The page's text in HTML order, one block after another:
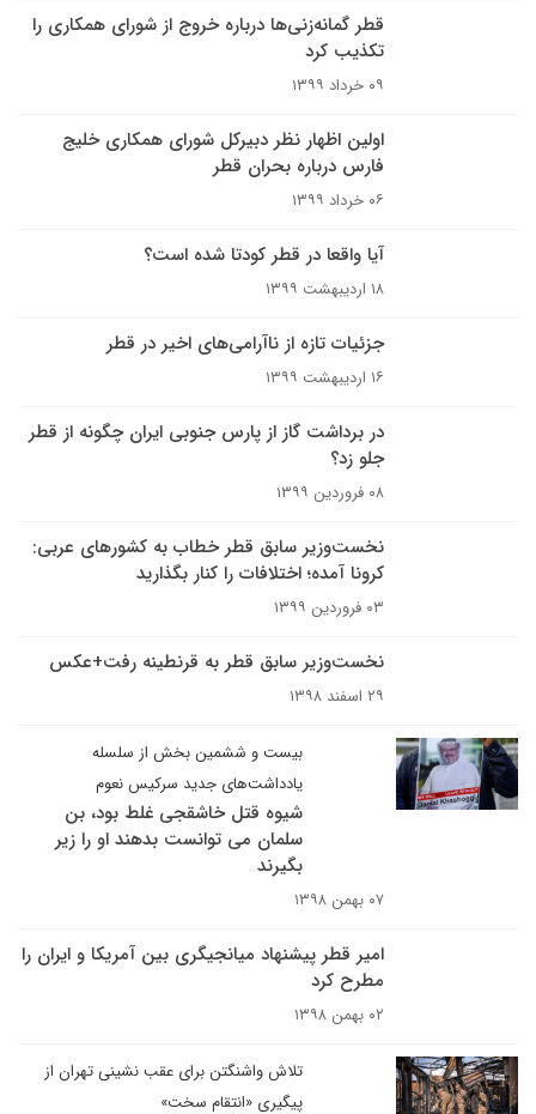
قطر گمانه‌زنی‌ها درباره خروج از شورای همکاری را
تکذیب کرد
۰۹ خرداد ۱۳۹۹
اولین اظهار نظر دبیرکل شورای همکاری خلیج
فارس درباره بحران قطر
۰۶ خرداد ۱۳۹۹
آیا واقعا در قطر کودتا شده است؟
۱۸ اردیبهشت ۱۳۹۹
جزئیات تازه از ناآرامی‌های اخیر در قطر
۱۶ اردیبهشت ۱۳۹۹
در برداشت گاز از پارس جنوبی ایران چگونه از قطر
جلو زد؟
۰۸ فروردین ۱۳۹۹
نخست‌وزیر سابق قطر خطاب به کشورهای عربی:
کرونا آمده؛ اختلافات را کنار بگذارید
۰۳ فروردین ۱۳۹۹
نخست‌وزیر سابق قطر به قرنطینه رفت+عکس
۲۹ اسفند ۱۳۹۸
بیست و ششمین بخش از سلسله
یادداشت‌های جدید سرکیس نعوم
شیوه قتل خاشقجی غلط بود، بن
سلمان می توانست بدهند او را زیر
بگیرند
۰۷ بهمن ۱۳۹۸
امیر قطر پیشنهاد میانجیگری بین آمریکا و ایران را
مطرح کرد
۰۲ بهمن ۱۳۹۸
تلاش واشنگتن برای عقب نشینی تهران از
پیگیری «انتقام سخت»